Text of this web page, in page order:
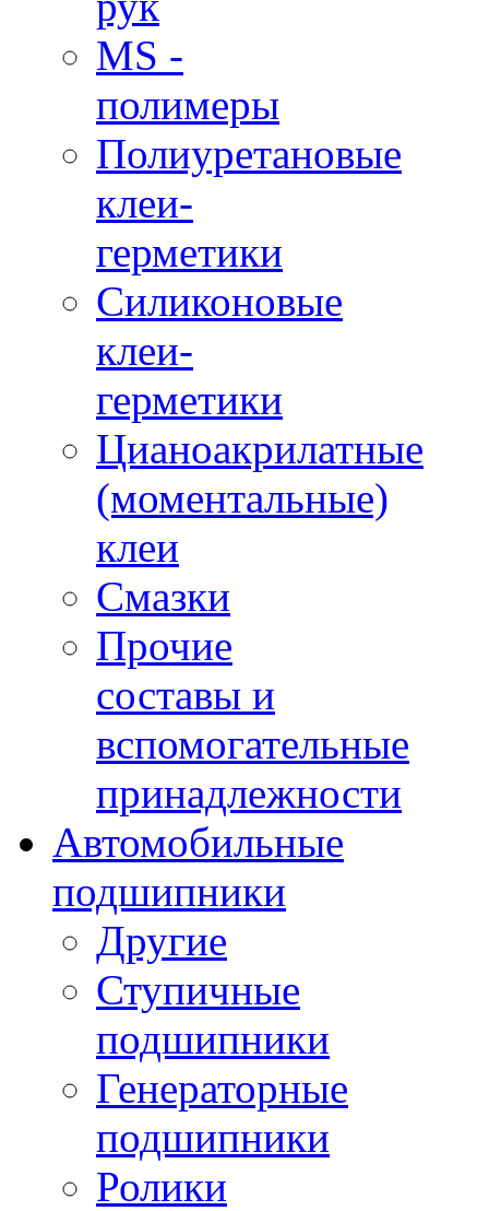
MS -
полимеры
Полиуретановые
клеи-
герметики
Силиконовые
клеи-
герметики
Цианоакрилатные
(моментальные)
клеи
Смазки
Прочие
составы и
вспомогательные
принадлежности
Автомобильные
подшипники
Другие
Ступичные
подшипники
Генераторные
подшипники
Ролики